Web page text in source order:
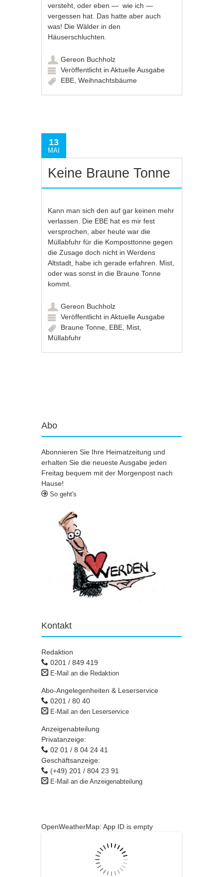
versteht, oder eben — wie ich —
vergessen hat. Das hatte aber auch
was! Die Wälder in den
Häuserschluchten.
Gereon Buchholz
Veröffentlicht inAktuelle Ausgabe
EBE ,Weihnachtsbäume
13
MAI
Keine Braune Tonne
Kann man sich den auf gar keinen mehr
verlassen. Die EBE hat es mir fest
versprochen, aber heute war die
Müllabfuhr für die Komposttonne gegen
die Zusage doch nicht in Werdens
Altstadt, habe ich gerade erfahren. Mist,
oder was sonst in die Braune Tonne
kommt.
Gereon Buchholz
Veröffentlicht inAktuelle Ausgabe
Braune Tonne EBE Mist
Müllabfuhr
Abo
Abonnieren Sie Ihre Heimatzeitung und
erhalten Sie die neueste Ausgabe jeden
Freitag bequem mit der Morgenpost nach
Hause!
So geht's
Kontakt
Redaktion
0201 / 849 419
E-Mail an die Redaktion
Abo-Angelegenheiten & Leserservice
0201 / 80 40
E-Mail an den Leserservice
Anzeigenabteilung
Privatanzeige:
02 01 / 8 04 24 41
Geschäftsanzeige:
(+49) 201 / 804 23 91
E-Mail an die Anzeigenabteilung
OpenWeatherMap: App ID is empty